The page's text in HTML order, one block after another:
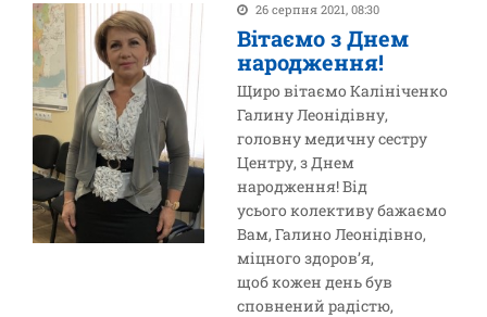
26 серпня 2021, 08:30
Вітаємо з Днем
народження!
Щиро вітаємо Калініченко
Галину Леонідівну,
головну медичну сестру
Центру, з Днем
народження! Від
усього колективу бажаємо
Вам, Галино Леонідівно,
міцного здоров’я,
щоб кожен день був
сповнений радістю,